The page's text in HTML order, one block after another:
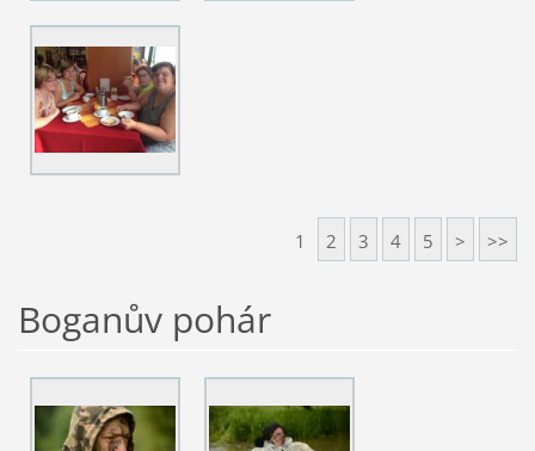
1 2 3 4 5 > >>
Boganův pohár